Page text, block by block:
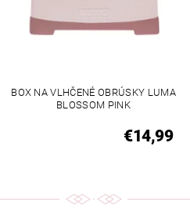
BOX NA VLHČENÉ OBRÚSKY LUMA
BLOSSOM PINK
€14,99